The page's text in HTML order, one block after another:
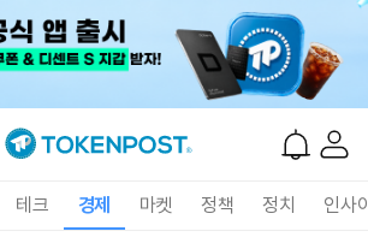
테크 경제 마켓 정책 정치 인사
₩2,693,677(+0.07%)